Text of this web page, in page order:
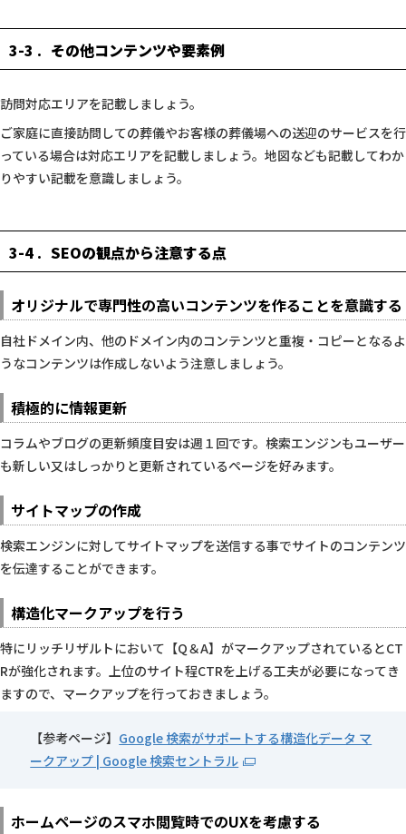
3-3 その他コンテンツや要素例
訪問対応エリアを記載しましょう。
ご家庭に直接訪問しての葬儀やお客様の葬儀場への送迎のサービスを行
っている場合は対応エリアを記載しましょう。地図なども記載してわか
りやすい記載を意識しましょう。
3-4 SEOの観点から注意する点
オリジナルで専門性の高いコンテンツを作ることを意識する
自社ドメイン内、他のドメイン内のコンテンツと重複・コピーとなるよ
うなコンテンツは作成しないよう注意しましょう。
積極的に情報更新
コラムやブログの更新頻度目安は週１回です。検索エンジンもユーザー
も新しい又はしっかりと更新されているページを好みます。
サイトマップの作成
検索エンジンに対してサイトマップを送信する事でサイトのコンテンツ
を伝達することができます。
構造化マークアップを行う
特にリッチリザルトにおいて【Q＆A】がマークアップされているとCT
Rが強化されます。上位のサイト程CTRを上げる工夫が必要になってき
ますので、マークアップを行っておきましょう。
【参考ページ】 Google 検索がサポートする構造化データ マ
ークアップ | Google 検索セントラル
ホームページのスマホ閲覧時でのUXを考慮する